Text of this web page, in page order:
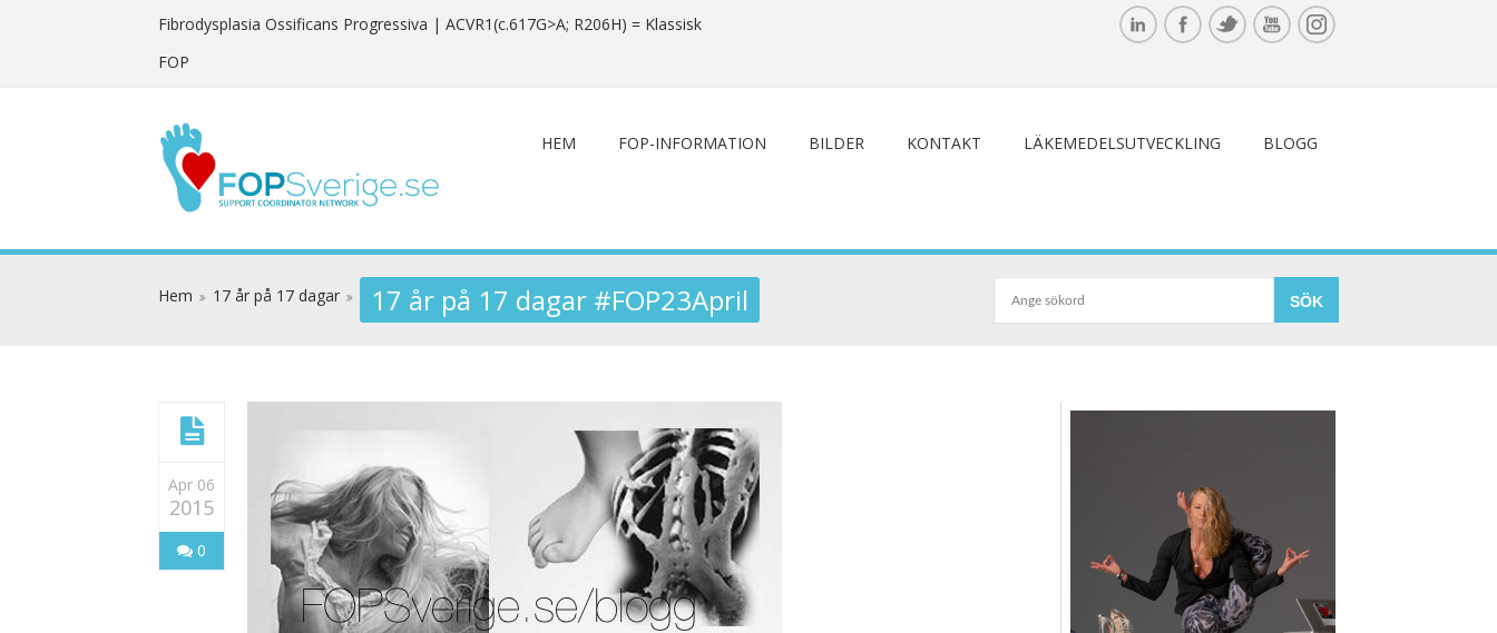
Fibrodysplasia Ossificans Progressiva | ACVR1(c.617G>A; R206H) = Klassisk
FOP
HEM FOP-INFORMATION BILDER KONTAKT LÄKEMEDELSUTVECKLING BLOGG
Hem 17 år på 17 dagar 17 år på 17 dagar #FOP23April
Apr 06
2015
0